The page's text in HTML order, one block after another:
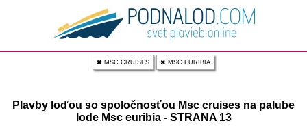
✖ MSC CRUISES ✖ MSC EURIBIA
Plavby loďou so spoločnosťou Msc cruises na palube
lode Msc euribia - STRANA 13